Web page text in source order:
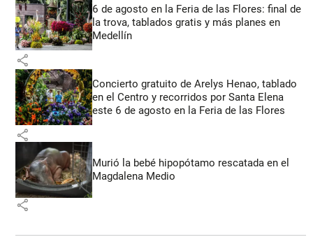
6 de agosto en la Feria de las Flores: final de
la trova, tablados gratis y más planes en
Medellín
share
Concierto gratuito de Arelys Henao, tablado
en el Centro y recorridos por Santa Elena
este 6 de agosto en la Feria de las Flores
share
Murió la bebé hipopótamo rescatada en el
Magdalena Medio
share